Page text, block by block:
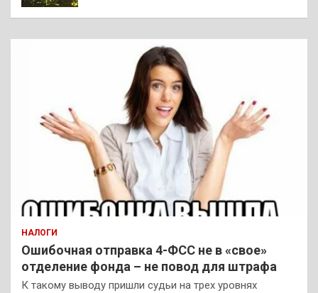
НАЛОГИ
Ошибочная отправка 4-ФСС не в «свое»
отделение фонда – не повод для штрафа
К такому выводу пришли судьи на трех уровнях